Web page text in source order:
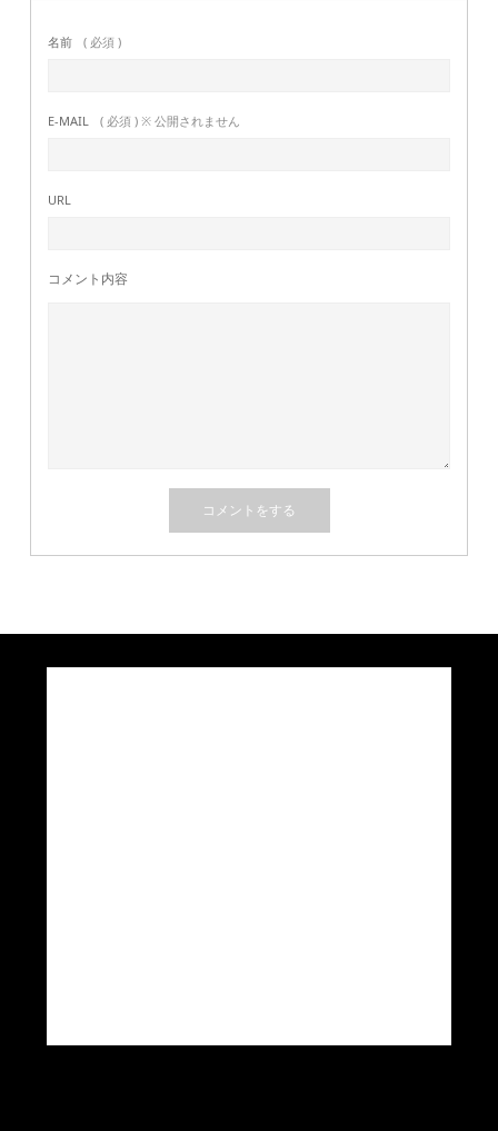
名前 ( 必須 )
E-MAIL ( 必須 ) ※ 公開されません
URL
コメント内容